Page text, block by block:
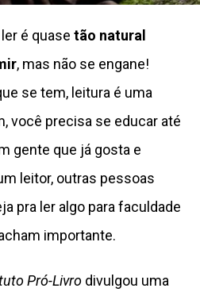
é quase tão natural
, mas não se engane!
se tem, leitura é uma
você precisa se educar até
gente que já gosta e
leitor, outras pessoas
pra ler algo para faculdade
importante.
Pró-Livro divulgou uma